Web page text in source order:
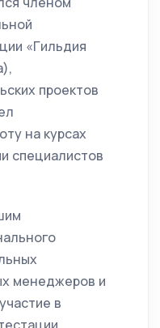
«Гильдия
проектов
на курсах
специалистов
менеджеров и
в